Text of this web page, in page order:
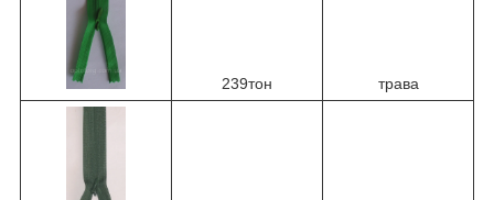
239тон трава